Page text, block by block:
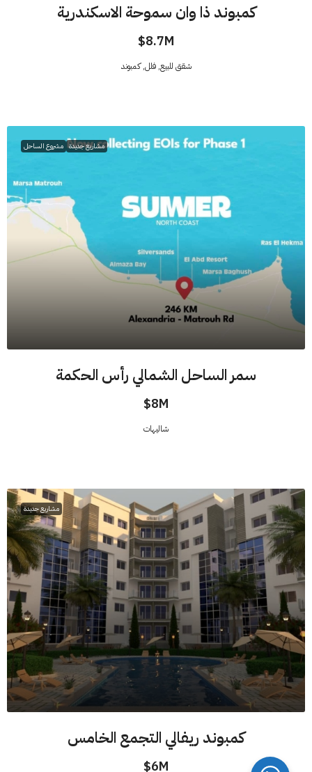
كمبوند ذا وان سموحة الاسكندرية
8.7M$
شقق للبيع, فلل, كمبوند
مشاريع جديدة مشروع الساحل
سمر الساحل الشمالي رأس الحكمة
8M$
شاليهات
مشاريع جديدة
كمبوند ريفالي التجمع الخامس
6M$